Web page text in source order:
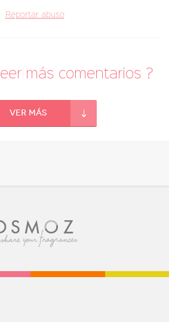
Reportar abuso
más comentarios ?
Ver más